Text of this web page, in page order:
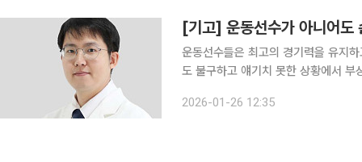
[기고] 운동선수가 아니어도
운동선수들은 최고의 경기력을 유지
도 불구하고 얘기치 못한 상황에서
머니’를 따라 하다가 십자인대가 파
2026-01-26 12:35